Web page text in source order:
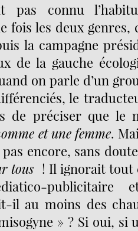
pas connu
fois les deux
la campagne
de la gauche
on parle d’un
le
de préciser que le
et une femme.
pas encore, sans
tous ! Il ignorait tout
publicitaire
il au moins des
» ? Si oui, si